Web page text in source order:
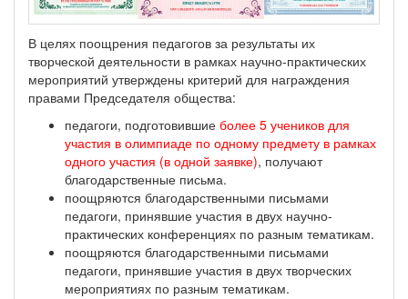
В целях поощрения педагогов за результаты их
творческой деятельности в рамках научно-практических
мероприятий утверждены критерий для награждения
правами Председателя общества:
педагоги, подготовившие более 5 учеников для
участия в олимпиаде по одному предмету в рамках
одного участия (в одной заявке), получают
благодарственные письма.
поощряются благодарственными письмами
педагоги, принявшие участия в двух научно-
практических конференциях по разным тематикам.
поощряются благодарственными письмами
педагоги, принявшие участия в двух творческих
мероприятиях по разным тематикам.